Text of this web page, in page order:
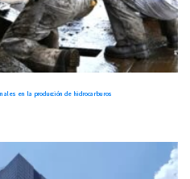
en la producción de hidrocarburos